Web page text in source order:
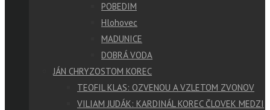
POBEDIM
Hlohovec
MADUNICE
DOBRÁ VODA
JÁN CHRYZOSTOM KOREC
TEOFIL KLAS: OZVENOU A VZLETOM ZVONOV
VILIAM JUDÁK: KARDINÁL KOREC ČLOVEK MEDZI